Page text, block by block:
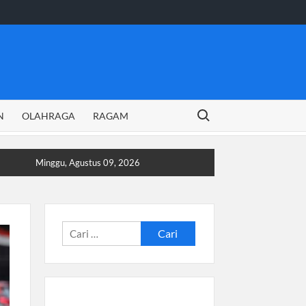
OLAHRAGA RAGAM
Search for:
Minggu, Agustus 09, 2026
Cari
untuk: